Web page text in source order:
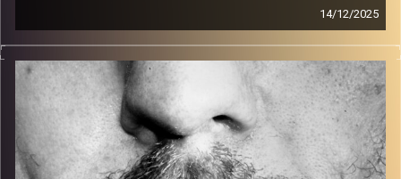
14/12/2025
זיפים, מוזיקה מחוספסת של הופעות חיות. הרבה ג'אם, רוק,
בלוז, bluegrass, ג'אז, Fאנק, פרוגרסיב ואפילו אלקטרוניקה.
כל מה שחי, אמיתי ונושם.
עם שמוליק רגב.
קרדיט תמונות: David Goehring